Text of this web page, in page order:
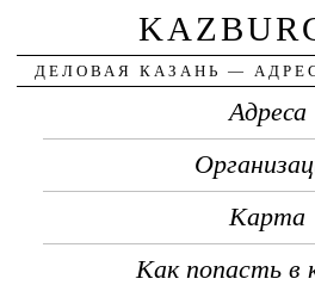
ДЕЛОВАЯ КАЗАНЬ —
Адреса
Карта
Как попасть в